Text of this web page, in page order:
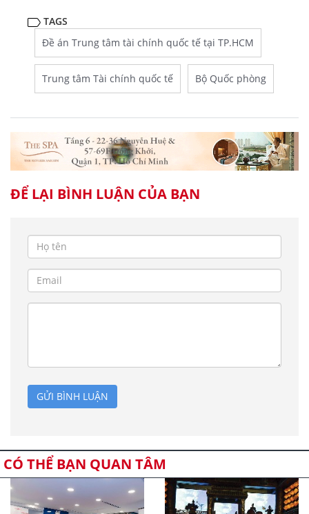
TAGS
Đề án Trung tâm tài chính quốc tế tại TP.HCM
Trung tâm Tài chính quốc tế Bộ Quốc phòng
ĐỂ LẠI BÌNH LUẬN CỦA BẠN
GỬI BÌNH LUẬN
CÓ THỂ BẠN QUAN TÂM